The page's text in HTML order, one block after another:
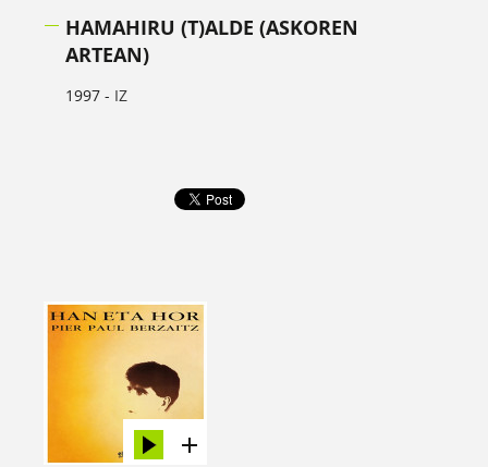
HAMAHIRU (T)ALDE (ASKOREN
ARTEAN)
1997 - IZ